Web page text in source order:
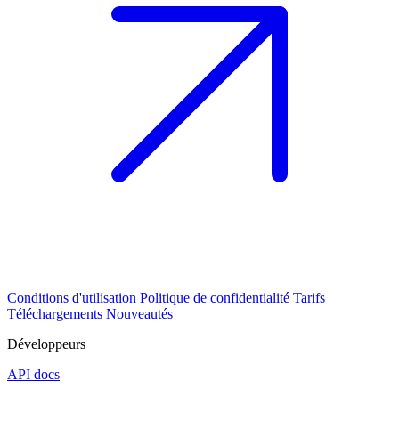
Conditions d'utilisation Politique de confidentialité Tarifs
Téléchargements Nouveautés
Développeurs
API docs